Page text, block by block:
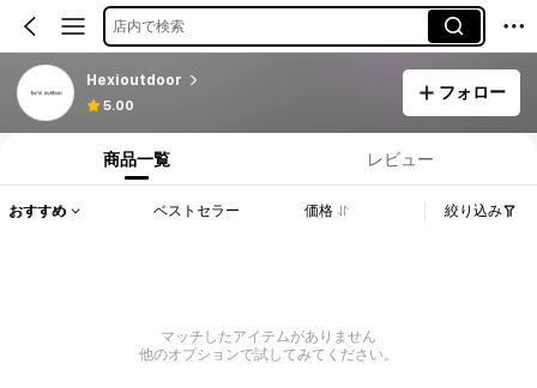
店内で検索
Hexioutdoor
5.00
フォロー
商品一覧 レビュー
おすすめ ベストセラー 価格 絞り込み
マッチしたアイテムがありません
他のオプションで試してみてください。